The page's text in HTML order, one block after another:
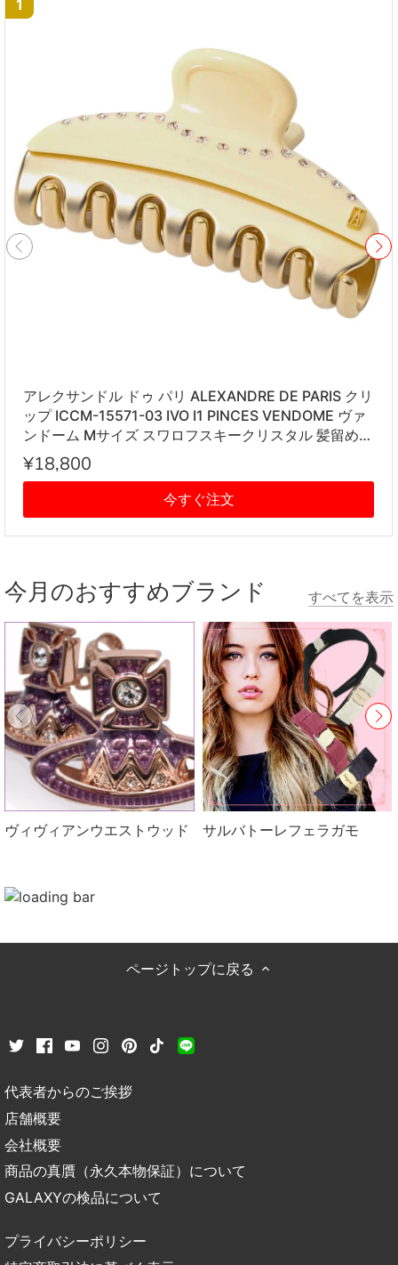
1
アレクサンドル ドゥ パリ ALEXANDRE DE PARIS クリ
ップ ICCM-15571-03 IVO I1 PINCES VENDOME ヴァ
ンドーム Mサイズ スワロフスキークリスタル 髪留め
レディース アイボリー系
¥18,800
今すぐ注文
今月のおすすめブランド すべてを表示
ヴィヴィアンウエストウッド サルバトーレフェラガモ
ページトップに戻る
代表者からのご挨拶
店舗概要
会社概要
商品の真贋（永久本物保証）について
GALAXYの検品について
プライバシーポリシー